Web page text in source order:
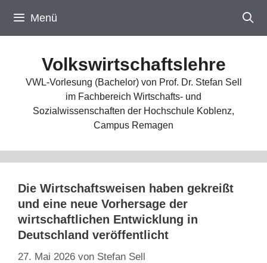
Inhalt
springen
Menü
Volkswirtschaftslehre
VWL-Vorlesung (Bachelor) von Prof. Dr. Stefan Sell
im Fachbereich Wirtschafts- und
Sozialwissenschaften der Hochschule Koblenz,
Campus Remagen
Die Wirtschaftsweisen haben gekreißt
und eine neue Vorhersage der
wirtschaftlichen Entwicklung in
Deutschland veröffentlicht
27. Mai 2026 von Stefan Sell